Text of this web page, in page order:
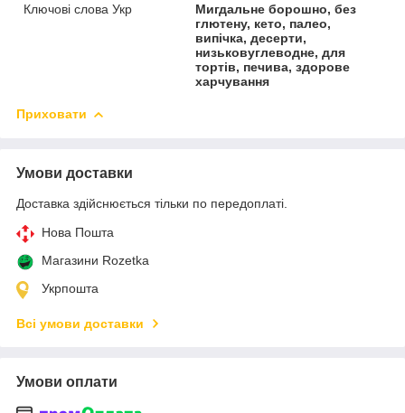
Ключові слова Укр
Мигдальне борошно, без
глютену, кето, палео,
випічка, десерти,
низьковуглеводне, для
тортів, печива, здорове
харчування
Приховати
Умови доставки
Доставка здійснюється тільки по передоплаті.
Нова Пошта
Магазини Rozetka
Укрпошта
Всі умови доставки
Умови оплати